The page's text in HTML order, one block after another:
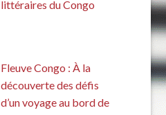
littéraires du Congo
Fleuve Congo : À la
découverte des défis
d’un voyage au bord de